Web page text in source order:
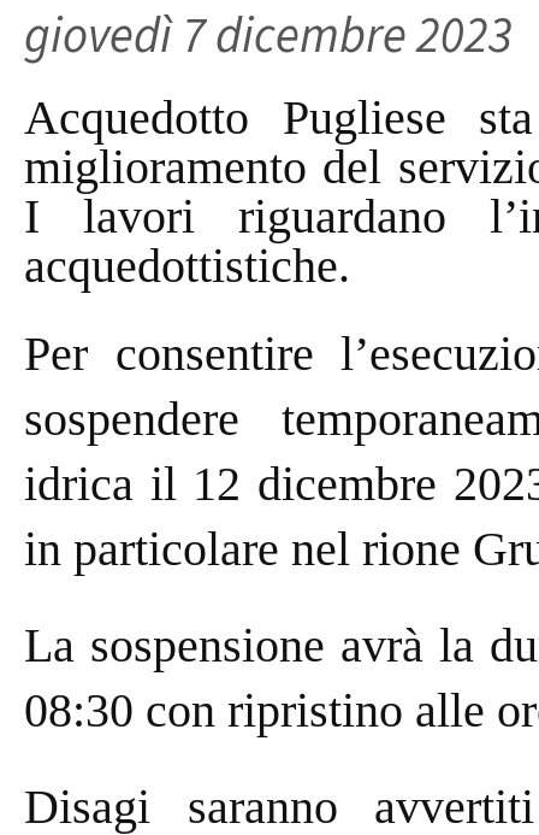
giovedì 7 dicembre 2023
Acquedotto Pugliese
miglioramento del
I lavori riguardano
acquedottistiche.
Per consentire
sospendere
idrica il 12 dicembre
in particolare nel rione
La sospensione avrà la
08:30 con ripristino alle
Disagi saranno